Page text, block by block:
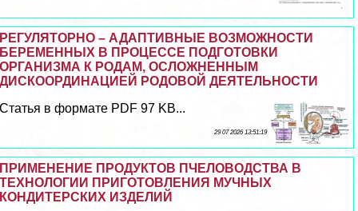
РЕГУЛЯТОРНО – АДАПТИВНЫЕ ВОЗМОЖНОСТИ
БЕРЕМЕННЫХ В ПРОЦЕССЕ ПОДГОТОВКИ
ОРГАНИЗМА К РОДАМ, ОСЛОЖНЕННЫМ
ДИСКООРДИНАЦИЕЙ РОДОВОЙ ДЕЯТЕЛЬНОСТИ
Статья в формате PDF 97 KB...
29 07 2026 13:51:19
ПРИМЕНЕНИЕ ПРОДУКТОВ ПЧЕЛОВОДСТВА В
ТЕХНОЛОГИИ ПРИГОТОВЛЕНИЯ МУЧНЫХ
КОНДИТЕРСКИХ ИЗДЕЛИЙ